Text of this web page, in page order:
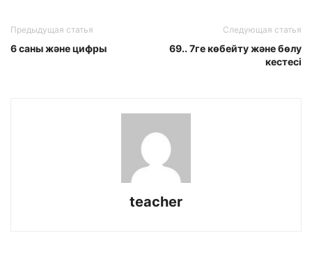
Предыдущая статья
6 саны және цифры
Следующая статья
69.. 7ге көбейту және бөлу
кестесі
teacher